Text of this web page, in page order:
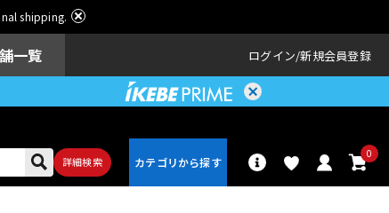
shipping.
一覧 ログイン 新規会員登録
詳細検索
0